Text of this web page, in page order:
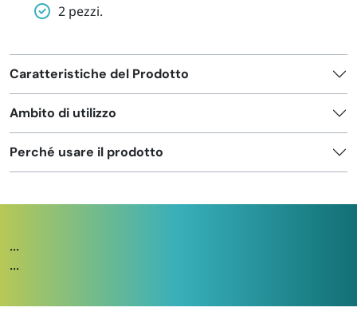
2 pezzi.
Caratteristiche del Prodotto
Ambito di utilizzo
Perché usare il prodotto
...
...